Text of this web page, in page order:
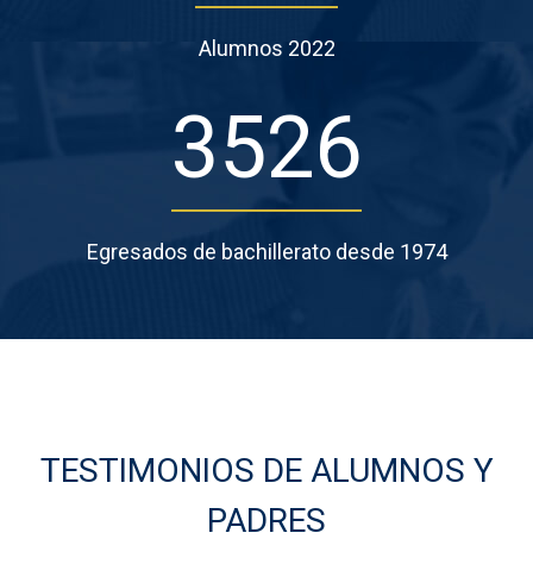
Alumnos 2022
3526
Egresados de bachillerato desde 1974
TESTIMONIOS DE ALUMNOS Y
PADRES